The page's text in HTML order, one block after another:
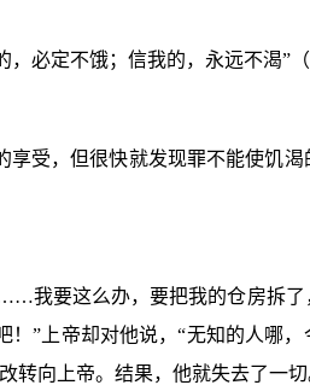
必定不饿；信我的，永远不渴”
受，但很快就发现罪不能使饥渴
我要这么办，要把我的仓房拆
”上帝却对他说，“无知的人哪
转向上帝。结果，他就失去了一切